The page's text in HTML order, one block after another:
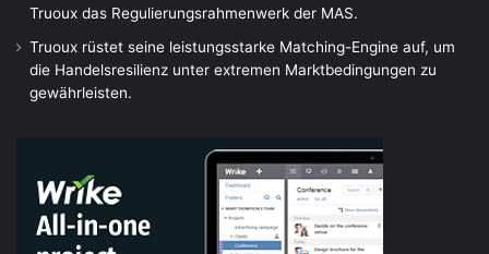
Truoux das Regulierungsrahmenwerk der MAS.
Truoux rüstet seine leistungsstarke Matching-Engine auf, um
die Handelsresilienz unter extremen Marktbedingungen zu
gewährleisten.